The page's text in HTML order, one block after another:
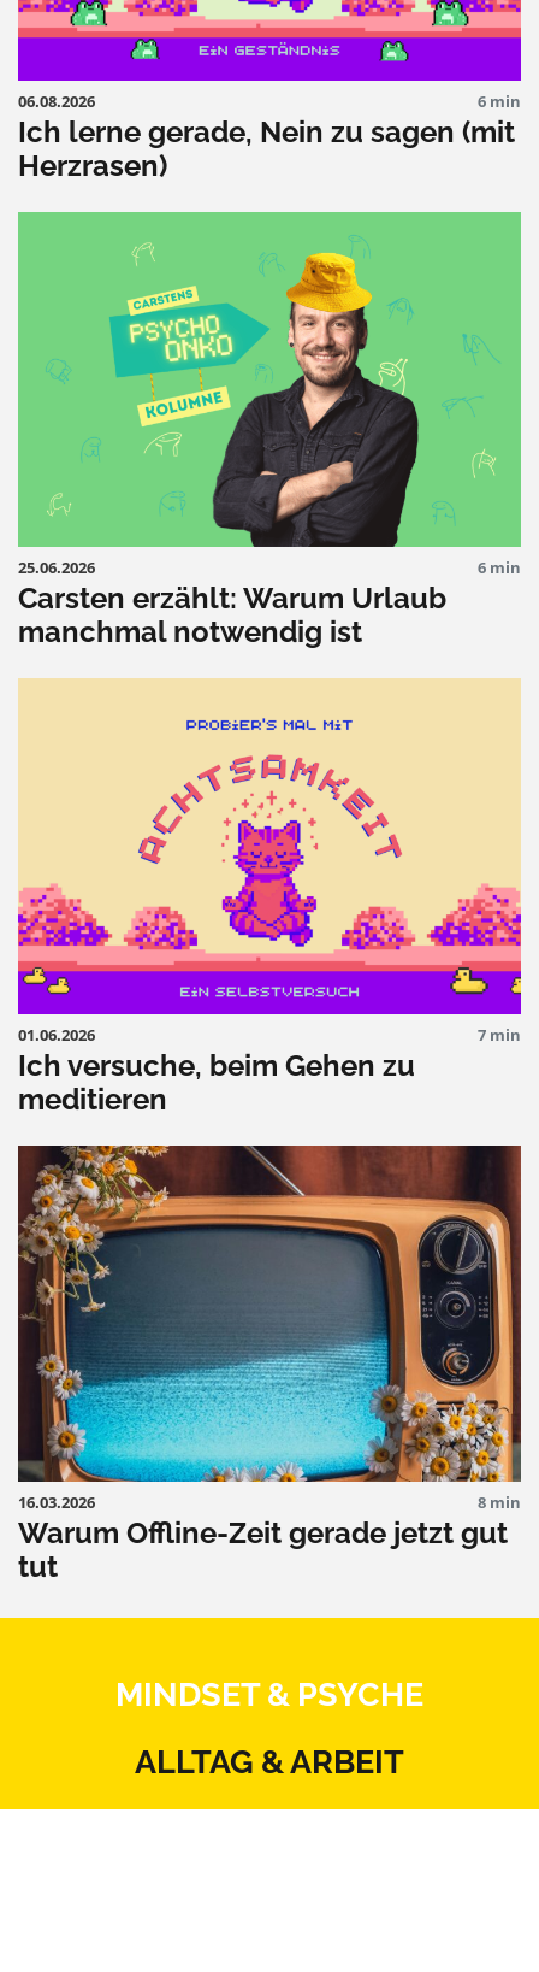
06.08.2026 6 min
Ich lerne gerade, Nein zu sagen (mit
Herzrasen)
25.06.2026 6 min
Carsten erzählt: Warum Urlaub
manchmal notwendig ist
01.06.2026 7 min
Ich versuche, beim Gehen zu
meditieren
16.03.2026 8 min
Warum Offline-Zeit gerade jetzt gut
tut
MINDSET & PSYCHE
ALLTAG & ARBEIT